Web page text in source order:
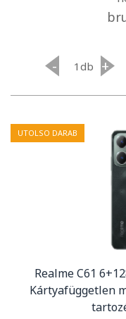
- db +
UTOLSO DARAB
Realme C61
Kártyafüggetlen